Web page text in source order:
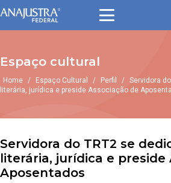
Espaço cultural
Home / Espaço Cultural / Perfil / Servidora
literária, jurídica e preside Associação de
Servidora do TRT2 se
literária, jurídica e preside
Aposentados